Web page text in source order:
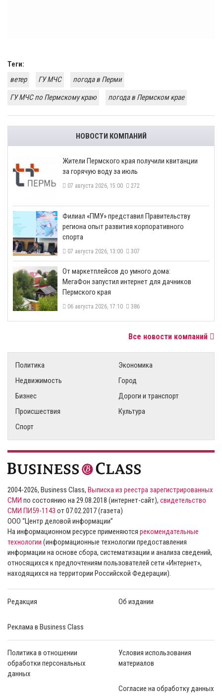
Теги:
ветер
ГУ МЧС
погода в Перми
ГУ МЧС по Пермскому краю
погода в Пермском крае
НОВОСТИ КОМПАНИЙ
​Жители Пермского края получили квитанции
за горячую воду за июль
07 августа 2026, 15:00 272
​Филиал «ПМУ» представил Правительству
региона опыт развития корпоративного
спорта
07 августа 2026, 13:00 307
От маркетплейсов до умного дома:
МегаФон запустил интернет для дачников
Пермского края
06 августа 2026, 17:10 386
Все новости компаний
Политика
Экономика
Недвижимость
Город
Бизнес
Дороги и транспорт
Происшествия
Культура
Спорт
2004-2026, Business Class, Выписка из реестра зарегистрированных
СМИ по состоянию на 29.08.2018 (интернет-сайт), свидетельство
СМИ ПИ59-1143 от 07.02.2017 (газета)
ООО “Центр деловой информации”
На информационном ресурсе применяются рекомендательные
технологии (информационные технологии предоставления
информации на основе сбора, систематизации и анализа сведений,
относящихся к предпочтениям пользователей сети «Интернет»,
находящихся на территории Российской Федерации).
Редакция Об издании
Реклама в Business Class
Политика в отношении
обработки персональных
данных
Условия использования
материалов
Согласие на обработку данных